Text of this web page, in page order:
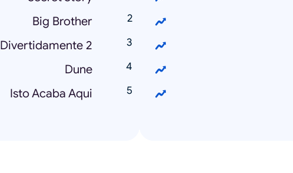
Big Brother
Divertidamente 2
Dune
Isto Acaba Aqui